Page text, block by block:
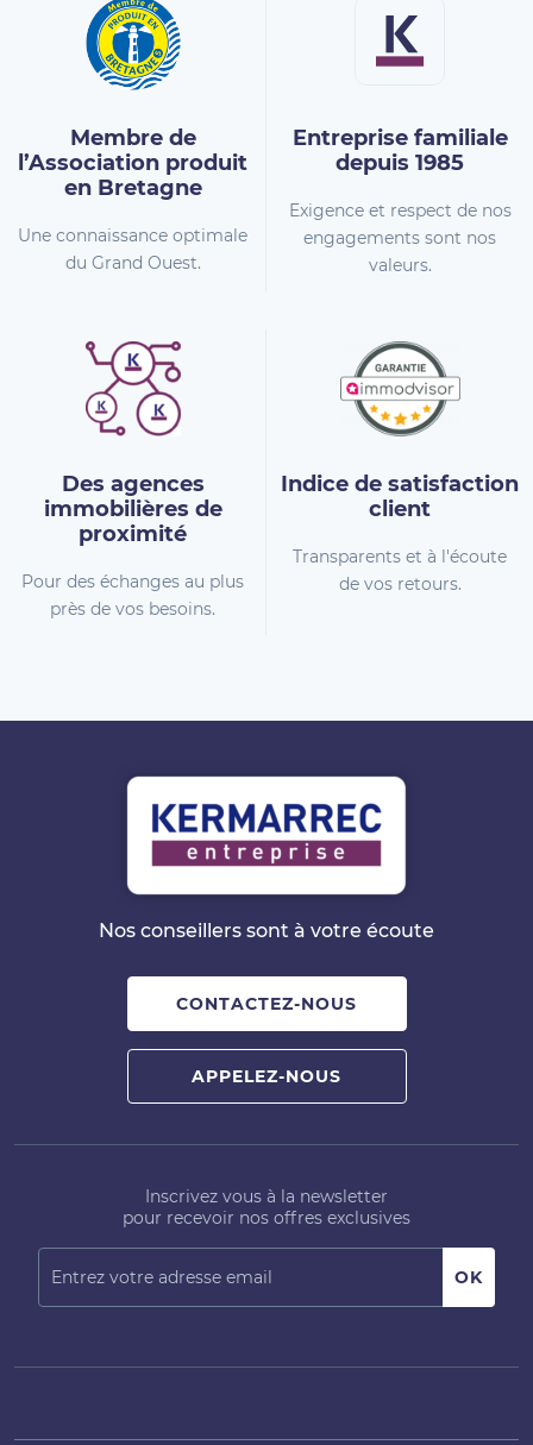
Membre de
l’Association produit
en Bretagne
Une connaissance optimale
du Grand Ouest.
Entreprise familiale
depuis 1985
Exigence et respect de nos
engagements sont nos
valeurs.
Des agences
immobilières de
proximité
Pour des échanges au plus
près de vos besoins.
Indice de satisfaction
client
Transparents et à l'écoute
de vos retours.
Nos conseillers sont à votre écoute
CONTACTEZ-NOUS
APPELEZ-NOUS
Inscrivez vous à la newsletter
pour recevoir nos offres exclusives